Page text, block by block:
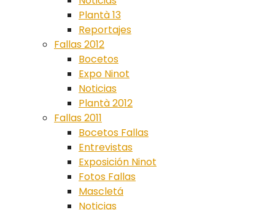
Plantà 13
Reportajes
Fallas 2012
Bocetos
Expo Ninot
Noticias
Plantà 2012
Fallas 2011
Bocetos Fallas
Entrevistas
Exposición Ninot
Fotos Fallas
Mascletá
Noticias